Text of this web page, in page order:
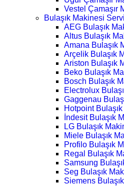
Vestel Çamaşır
Bulaşık Makinesi
AEG Bulaşık
Altus Bulaşık
Amana Bulaşık
Arçelik Bulaşık
Ariston Bulaşık
Beko Bulaşık
Bosch Bulaşık
Electrolux
Gaggenau
Hotpoint
İndesit Bulaşık
LG Bulaşık
Miele Bulaşık
Profilo Bulaşık
Regal Bulaşık
Samsung
Seg Bulaşık
Siemens